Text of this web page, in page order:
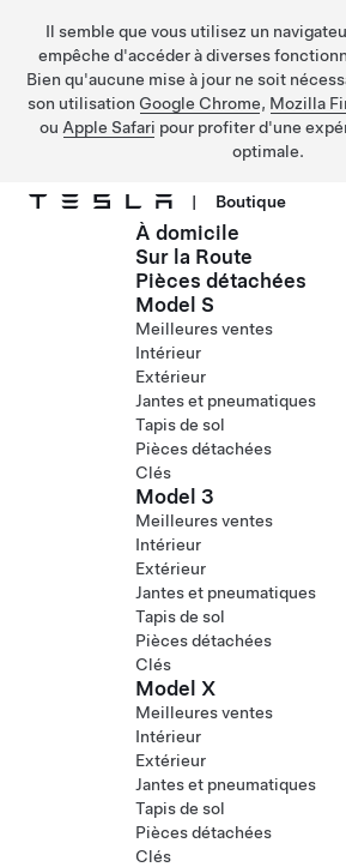
Il semble que vous utilisez un
empêche d'accéder à diverses
Bien qu'aucune mise à jour ne soit
son utilisation Google Chrome, Mozilla
ou Apple Safari pour profiter d'une
optimale.
Passer au contenu principal
| Boutique
À domicile
Sur la Route
Pièces détachées
Model S
Meilleures ventes
Intérieur
Extérieur
Jantes et pneumatiques
Tapis de sol
Pièces détachées
Clés
Model 3
Meilleures ventes
Intérieur
Extérieur
Jantes et pneumatiques
Tapis de sol
Pièces détachées
Clés
Model X
Meilleures ventes
Intérieur
Extérieur
Jantes et pneumatiques
Tapis de sol
Pièces détachées
Clés